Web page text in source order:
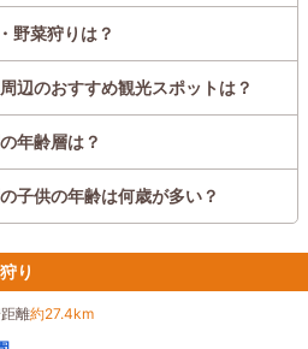
野菜狩りは？
辺のおすすめ観光スポットは？
年齢層は？
子供の年齢は何歳が多い？
り
離約27.4km